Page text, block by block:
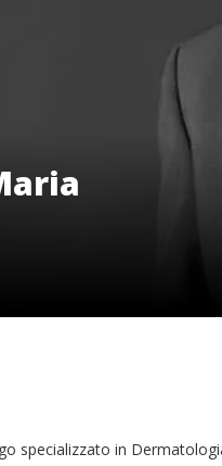
specializzato in